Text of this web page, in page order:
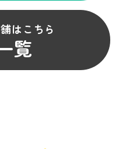
はこちら
覧